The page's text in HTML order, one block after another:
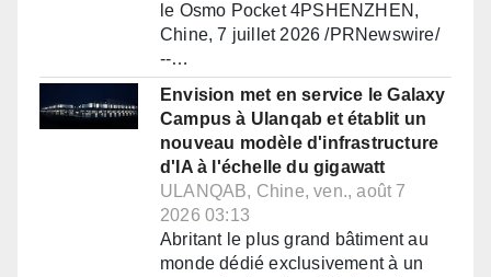
le Osmo Pocket 4PSHENZHEN,
Chine, 7 juillet 2026 /PRNewswire/
--…
Envision met en service le Galaxy
Campus à Ulanqab et établit un
nouveau modèle d'infrastructure
d'IA à l'échelle du gigawatt
ULANQAB, Chine, ven., août 7
2026 03:13
Abritant le plus grand bâtiment au
monde dédié exclusivement à un